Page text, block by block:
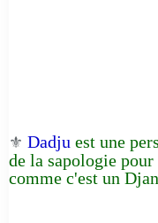
⚜️ Dadju est une
de la sapologie
comme c'est un